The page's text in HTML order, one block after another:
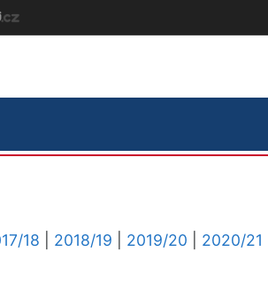
18 2018/19 2019/20
2020/21